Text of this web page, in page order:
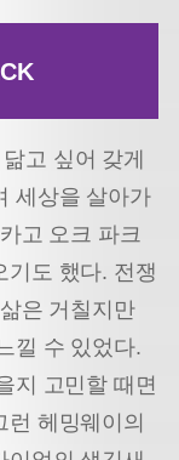
고 싶어 갖게
세상을 살아가
고 오크 파크
기도 했다. 전쟁
은 거칠지만
낄 수 있었다.
지 고민할 때면
런 헤밍웨이의